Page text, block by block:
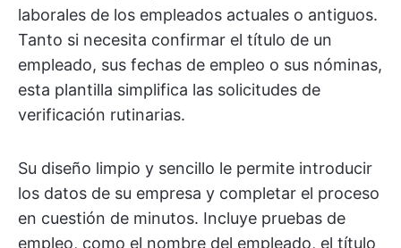
laborales de los empleados actuales o antiguos.
Tanto si necesita confirmar el título de un
empleado, sus fechas de empleo o sus nóminas,
esta plantilla simplifica las solicitudes de
verificación rutinarias.
Su diseño limpio y sencillo le permite introducir
los datos de su empresa y completar el proceso
en cuestión de minutos. Incluye pruebas de
empleo, como el nombre del empleado, el título